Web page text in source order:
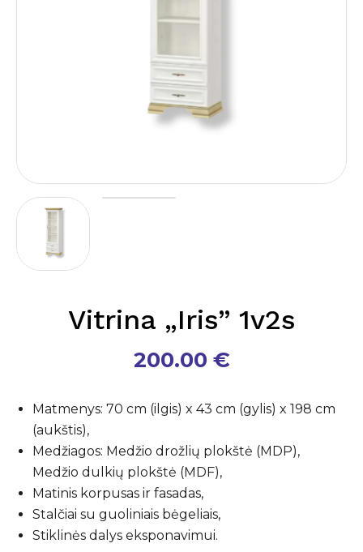
Vitrina „Iris” 1v2s
200.00 €
Matmenys: 70 cm (ilgis) x 43 cm (gylis) x 198 cm
(aukštis),
Medžiagos: Medžio drožlių plokštė (MDP),
Medžio dulkių plokštė (MDF),
Matinis korpusas ir fasadas,
Stalčiai su guoliniais bėgeliais,
Stiklinės dalys eksponavimui.